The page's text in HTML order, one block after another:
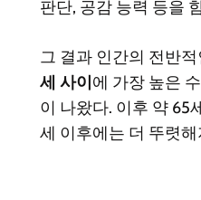
판단, 공감 능력 등을
그 결과 인간의 전반
세 사이 에 가장 높은
이 나왔다. 이후 약 65
세 이후에는 더 뚜렷